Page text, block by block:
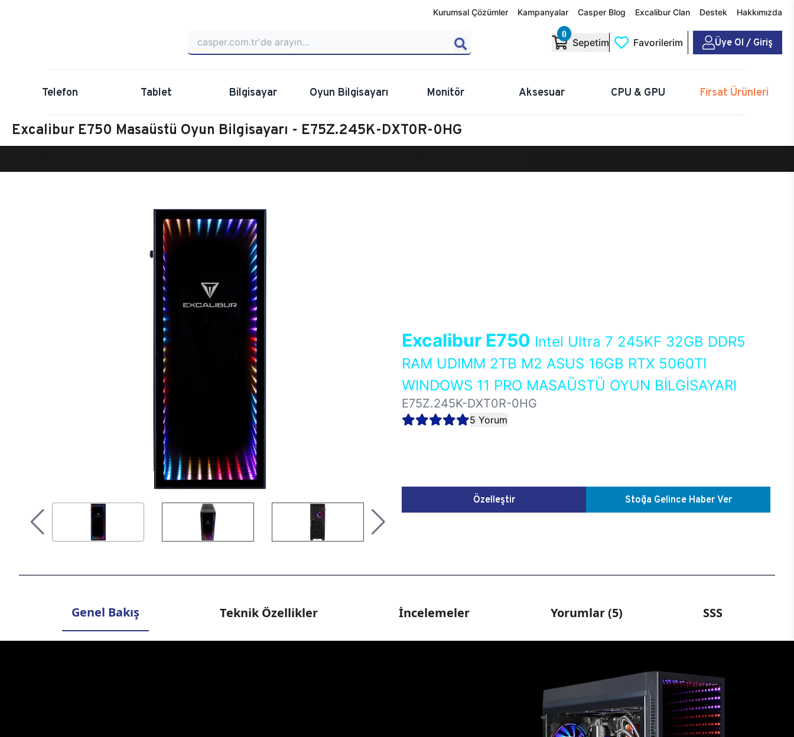
Kurumsal Çözümler Kampanyalar Casper Blog Excalibur Clan Destek Hakkımızda
0
Sepetim Favorilerim Üye Ol / Giriş
Telefon Tablet Bilgisayar Oyun Bilgisayarı Monitör Aksesuar CPU & GPU Fırsat Ürünleri
Excalibur E750 Masaüstü Oyun Bilgisayarı - E75Z.245K-DXT0R-0HG
Excalibur E750 Intel Ultra 7 245KF 32GB DDR5
RAM UDIMM 2TB M2 ASUS 16GB RTX 5060TI
WINDOWS 11 PRO MASAÜSTÜ OYUN BİLGİSAYARI
E75Z.245K-DXT0R-0HG
5 Yorum
Özelleştir Stoğa Gelince Haber Ver
Genel Bakış Teknik Özellikler İncelemeler Yorumlar (5) SSS